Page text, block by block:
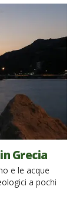
naturale e
eco-friendly.
Grecia
e le acque
a pochi